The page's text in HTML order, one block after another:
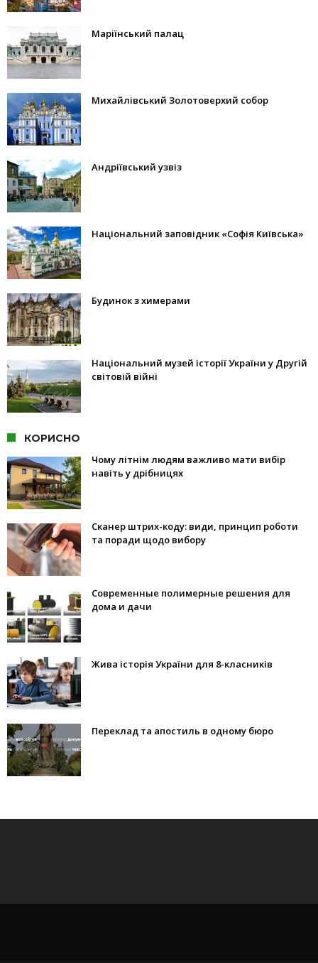
Маріїнський палац
Михайлівський Золотоверхий собор
Андріївський узвіз
Національний заповідник «Софія Київська»
Будинок з химерами
Національний музей історії України у Другій
світовій війні
КОРИСНО
Чому літнім людям важливо мати вибір
навіть у дрібницях
Сканер штрих-коду: види, принцип роботи
та поради щодо вибору
Современные полимерные решения для
дома и дачи
Жива історія України для 8-класників
Переклад та апостиль в одному бюро